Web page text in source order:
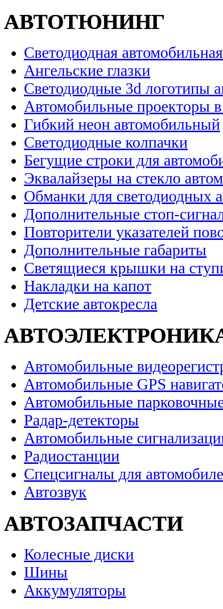
АВТОТЮНИНГ
Светодиодная
Ангельские глазки
Светодиодные 3d логотипы
Автомобильные проекторы
Гибкий неон автомобильный
Светодиодные колпачки
Бегущие строки для
Эквалайзеры на стекло
Обманки для светодиодных
Дополнительные стоп-
Повторители указателей
Дополнительные габариты
Светящиеся крышки на
Накладки на капот
Детские автокресла
Автомобильные
Автомобильные GPS
Автомобильные
Радар-детекторы
Автомобильные
Радиостанции
Спецсигналы для
Автозвук
АВТОЗАПЧАСТИ
Колесные диски
Шины
Аккумуляторы